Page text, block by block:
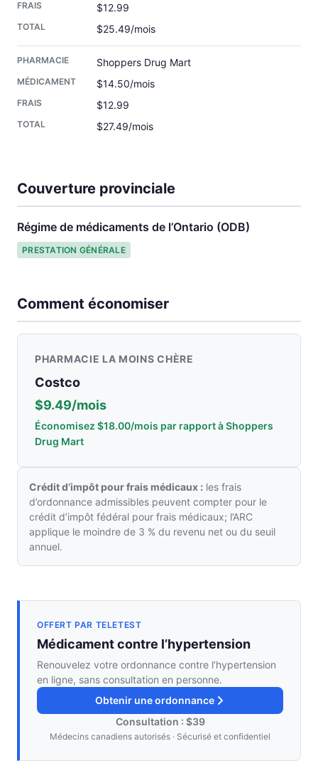
$12.99
$25.49/mois
Shoppers Drug Mart
$14.50/mois
$12.99
$27.49/mois
Couverture provinciale
Régime de médicaments de l’Ontario (ODB)
PRESTATION GÉNÉRALE
Comment économiser
PHARMACIE LA MOINS CHÈRE
Costco
$9.49/mois
Économisez $18.00/mois par rapport à Shoppers
Drug Mart
Crédit d’impôt pour frais médicaux : les frais
d’ordonnance admissibles peuvent compter pour le
crédit d’impôt fédéral pour frais médicaux; l’ARC
applique le moindre de 3 % du revenu net ou du seuil
annuel.
OFFERT PAR TELETEST
Médicament contre l’hypertension
Renouvelez votre ordonnance contre l’hypertension
en ligne, sans consultation en personne.
Obtenir une ordonnance
Consultation : $39
Médecins canadiens autorisés · Sécurisé et confidentiel